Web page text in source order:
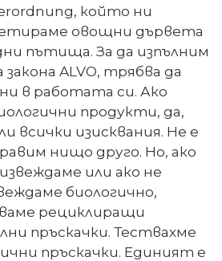
който ни
овощни дървета
пътища. За да изпълним
ALVO, трябва да
в работата си. Ако
продукти, да,
всички изисквания. Не е
нищо друго. Но, ако
или ако не
биологично,
рециклиращи
пръскачки. Тествахме
пръскачки. Единият е